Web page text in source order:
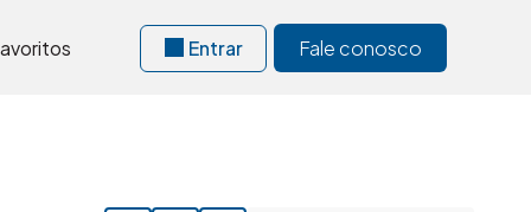
Fale conosco
Entrar